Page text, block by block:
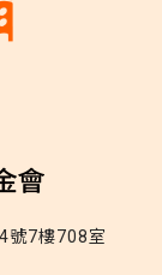
號7樓708室